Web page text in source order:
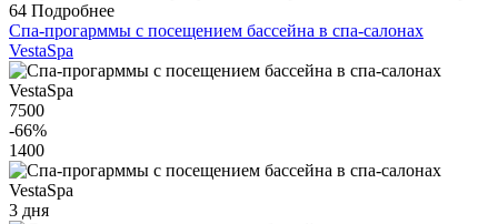
64 Подробнее
Спа-прогарммы с посещением бассейна в спа-салонах
VestaSpa
7500
-66%
1400
3 дня